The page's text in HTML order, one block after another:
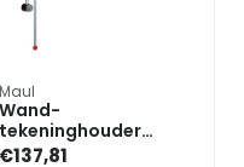
Maul
Wand-
tekeninghouder
»6253084«
€137,81